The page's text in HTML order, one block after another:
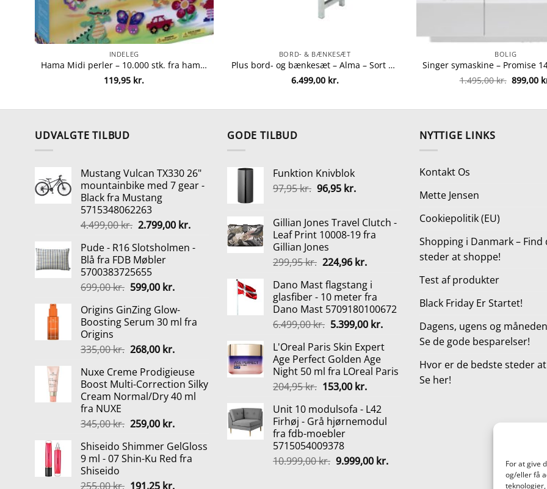
For at give
og/eller få
INDELEG
Hama Midi perler – 10.000 stk. fra hama 28178202002
119,95 kr.
BORD- & BÆNKESÆT
Plus bord- og bænkesæt – Alma – Sort fra Plus 5703393717887
6.499,00 kr.
BOLIG
1.495,00kr. Den
899,00
UDVALGTE TILBUD
Mustang Vulcan TX330 26"
mountainbike med 7 gear -
Black fra Mustang
5715348062263
4.499,00kr. Den
pris
var:
4.499,00 kr..
2.799,00 kr.Den
pris
Pude - R16 Slotsholmen -
Blå fra FDB Møbler
5700383725655
699,00kr. Den
pris
var:
599,00 kr.Den
pris
er:
Origins GinZing Glow-
Boosting Serum 30 ml fra
Origins
335,00kr. Den
pris
var:
335,00 kr..
268,00 kr.Den
pris
er:
268,00 kr..
Nuxe Creme Prodigieuse
Boost Multi-Correction Silky
Cream Normal/Dry 40 ml
fra NUXE
345,00kr. Den
pris
var:
259,00 kr.Den
pris
er:
Shiseido Shimmer GelGloss
9 ml - 07 Shin-Ku Red fra
Shiseido
255,00kr. Den
191,25 kr.Den
GODE TILBUD
Funktion Knivblok
97,95kr. Den
var:
97,95 kr..
96,95 kr.Den
er:
96,95 kr..
Gillian Jones Travel Clutch -
Leaf Print 10008-19 fra
Gillian Jones
299,95kr. Den
pris
var:
299,95 kr..
224,96 kr.Den
pris
er:
224,96 kr..
Dano Mast flagstang i
glasfiber - 10 meter fra
Dano Mast 5709180100672
6.499,00kr. Den
pris
var:
6.499,00 kr..
5.399,00 kr.Den
pris
5.399,00 kr..
L'Oreal Paris Skin Expert
Age Perfect Golden Age
Night 50 ml fra LOreal Paris
204,95kr. Den
pris
var:
204,95 kr..
153,00 kr.Den
pris
er:
Unit 10 modulsofa - L42
Firhøj - Grå hjørnemodul
fra fdb-moebler
5715054009378
10.999,00kr. Den
9.999,00 kr.Den
NYTTIGE LINKS
Kontakt Os
Mette Jensen
Cookiepolitik (EU)
Shopping i Danmark – Find
steder at shoppe!
Test af produkter
Black Friday Er Startet!
Dagens, ugens og
Se de gode besparelser!
Hvor er de bedste steder
Se her!